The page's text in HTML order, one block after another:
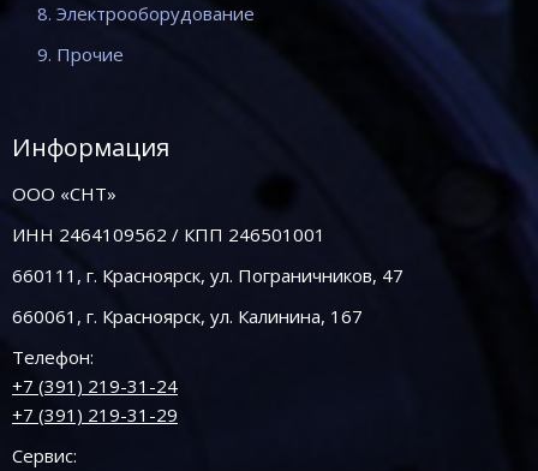
8. Электрооборудование
9. Прочие
Информация
ООО «СНТ»
ИНН 2464109562 / КПП 246501001
660111, г. Красноярск, ул. Пограничников, 47
660061, г. Красноярск, ул. Калинина, 167
Телефон:
+7 (391) 219-31-24
+7 (391) 219-31-29
Сервис: